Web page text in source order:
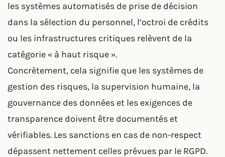
les systèmes automatisés de prise de décision
dans la sélection du personnel, l’octroi de crédits
ou les infrastructures critiques relèvent de la
catégorie « à haut risque ».
Concrètement, cela signifie que les systèmes de
gestion des risques, la supervision humaine, la
gouvernance des données et les exigences de
transparence doivent être documentés et
vérifiables. Les sanctions en cas de non-respect
dépassent nettement celles prévues par le RGPD.